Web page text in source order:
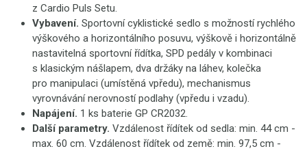
z Cardio Puls Setu.
Vybavení. Sportovní cyklistické sedlo s možností rychlého
výškového a horizontálního posuvu, výškově i horizontálně
nastavitelná sportovní řídítka, SPD pedály v kombinaci
s klasickým nášlapem, dva držáky na láhev, kolečka
pro manipulaci (umístěná vpředu), mechanismus
vyrovnávání nerovností podlahy (vpředu i vzadu).
Napájení. 1 ks baterie GP CR2032.
Další parametry. Vzdálenost řídítek od sedla: min. 44 cm -
max. 60 cm. Vzdálenost řídítek od země: min. 97,5 cm -